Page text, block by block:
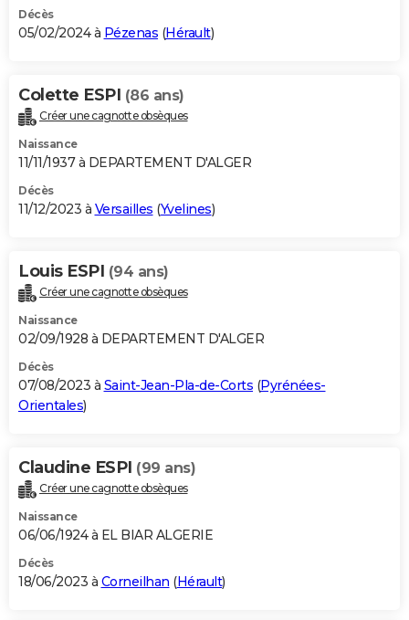
Décès
05/02/2024 à Pézenas (Hérault)
Colette ESPI (86 ans)
Créer une cagnotte obsèques
Naissance
11/11/1937 à DEPARTEMENT D'ALGER
Décès
11/12/2023 à Versailles (Yvelines)
Louis ESPI (94 ans)
Créer une cagnotte obsèques
Naissance
02/09/1928 à DEPARTEMENT D'ALGER
Décès
07/08/2023 à Saint-Jean-Pla-de-Corts (Pyrénées-
Orientales)
Claudine ESPI (99 ans)
Créer une cagnotte obsèques
Naissance
06/06/1924 à EL BIAR ALGERIE
Décès
18/06/2023 à Corneilhan (Hérault)